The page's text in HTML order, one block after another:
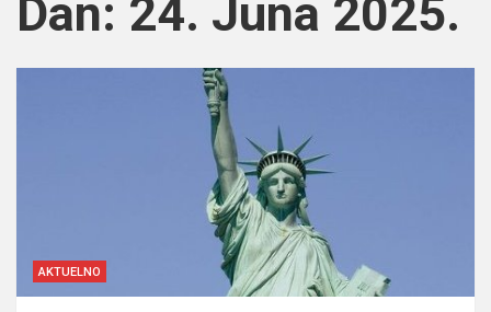
Dan: 24. Juna 2025.
AKTUELNO